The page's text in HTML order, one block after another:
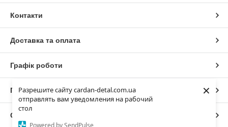
Разрешите сайту cardan-detal.com.ua
отправлять вам уведомления на рабочий
стол
Powered by SendPulse
×
Контакти
Доставка та оплата
Графік роботи
Повна версія сайту
Сайт створено на маркетплейсі